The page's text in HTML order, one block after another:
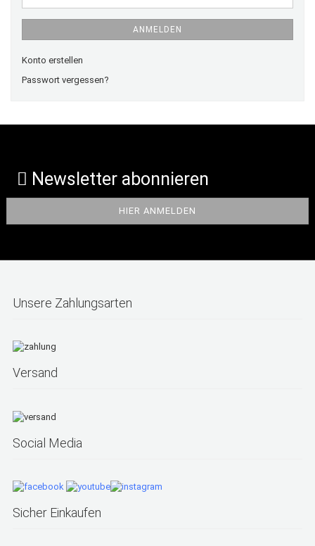
ANMELDEN
Konto erstellen
Passwort vergessen?
Newsletter abonnieren
Unsere Zahlungsarten
Versand
Social Media
Sicher Einkaufen